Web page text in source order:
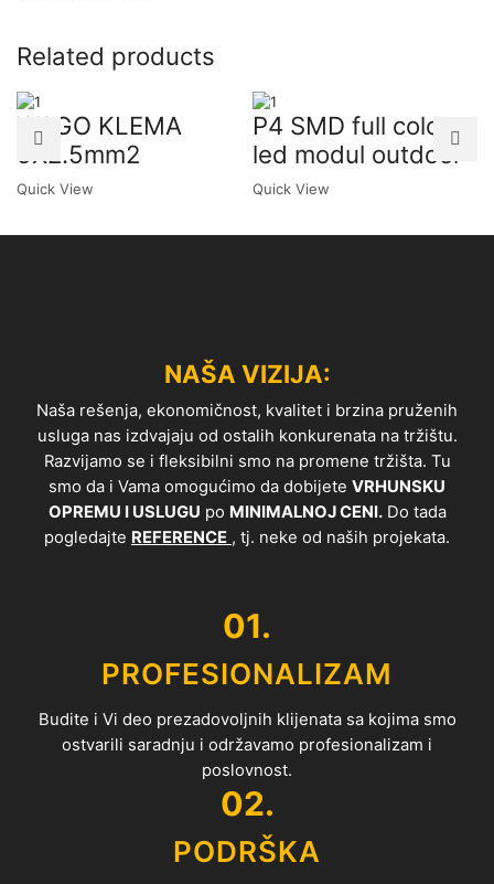
Related products
WAGO KLEMA
5X2.5mm2
Quick View
P4 SMD full color
led modul outdoor
Quick View
NAŠA VIZIJA:
Naša rešenja, ekonomičnost, kvalitet i brzina pruženih
usluga nas izdvajaju od ostalih konkurenata na tržištu.
Razvijamo se i fleksibilni smo na promene tržišta. Tu
smo da i Vama omogućimo da dobijete VRHUNSKU
OPREMU I USLUGU po MINIMALNOJ CENI.Do tada
pogledajte REFERENCE , tj. neke od naših projekata.
01.
PROFESIONALIZAM
Budite i Vi deo prezadovoljnih klijenata sa kojima smo
ostvarili saradnju i održavamo profesionalizam i
poslovnost.
02.
PODRŠKA